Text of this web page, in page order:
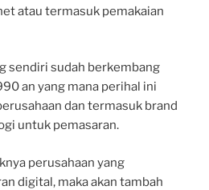
atau termasuk pemakaian
sendiri sudah berkembang
an yang mana perihal ini
dan termasuk brand
untuk pemasaran.
perusahaan yang
digital, maka akan tambah